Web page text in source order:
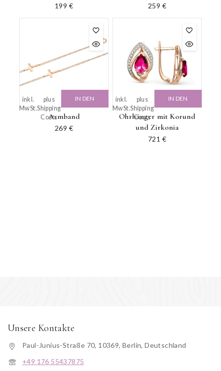
199 € 259 €
Armband
269 €
inkl.
MwSt.
plus
Shipping
Costs
IN DEN
Ohrhänger mit Korund
und Zirkonia
721 €
inkl.
MwSt.
plus
Shipping
Costs
IN DEN
Unsere Kontakte
Paul-Junius-Straße 70, 10369, Berlin, Deutschland
+49 176 55437875